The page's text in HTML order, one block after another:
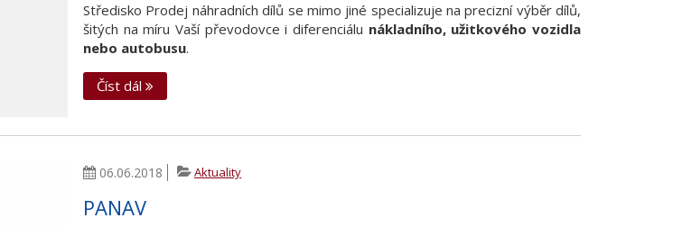
Středisko Prodej náhradních dílů se mimo jiné specializuje na precizní výběr dílů,
šitých na míru Vaší převodovce i diferenciálu nákladního, užitkového vozidla
nebo autobusu.
Číst dál
06.06.2018 Aktuality
PANAV